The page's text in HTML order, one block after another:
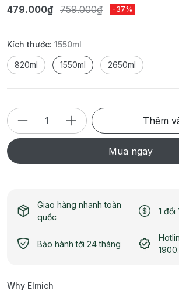
479.000₫ 759.000₫ -37%
Kích thước: 1550ml
820ml 1550ml 2650ml
Thêm
Mua ngay
Giao hàng nhanh toàn
quốc
1 đổi
Bảo hành tới 24 tháng
Why Elmich